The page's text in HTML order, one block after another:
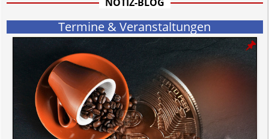
Termine & Veranstaltungen